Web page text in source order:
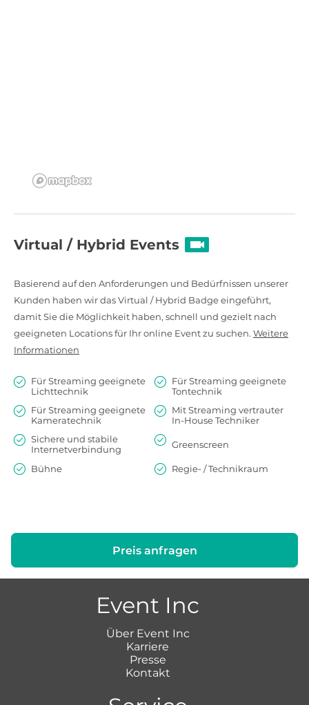
Virtual / Hybrid Events
Basierend auf den Anforderungen und Bedürfnissen unserer
Kunden haben wir das Virtual / Hybrid Badge eingeführt,
damit Sie die Möglichkeit haben, schnell und gezielt nach
geeigneten Locations für Ihr online Event zu suchen. Weitere
Informationen
Für Streaming geeignete
Lichttechnik
Für Streaming geeignete
Tontechnik
Für Streaming geeignete
Kameratechnik
Mit Streaming vertrauter
In-House Techniker
Sichere und stabile
Internetverbindung
Greenscreen
Bühne Regie- / Technikraum
Preis anfragen
Event Inc
Über Event Inc
Karriere
Presse
Kontakt